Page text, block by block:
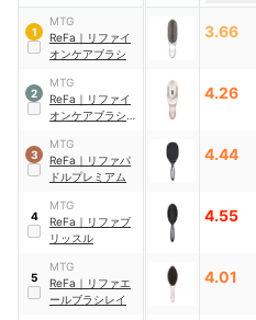
1
MTG
ReFa ｜ リファイ
オンケアブラシ
3.66
2
MTG
ReFa ｜ リファイ
オンケアブラシプ
4.26
3
MTG
ReFa ｜ リファパ
ドルプレミアム
4.44
4
MTG
ReFa ｜ リファブ
リッスル
4.55
5
MTG
ReFa ｜ リファエ
ールブラシレイ
4.01